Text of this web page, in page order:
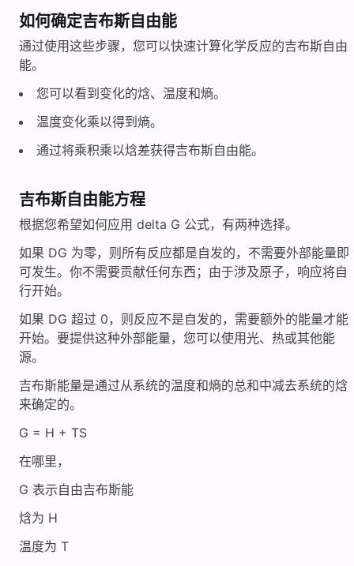
如何确定吉布斯自由能
通过使用这些步骤，您可以快速计算化学反应的吉布斯自由
能。
您可以看到变化的焓、温度和熵。
温度变化乘以得到熵。
通过将乘积乘以焓差获得吉布斯自由能。
吉布斯自由能方程
根据您希望如何应用 delta G 公式，有两种选择。
如果 DG 为零，则所有反应都是自发的，不需要外部能量即
可发生。你不需要贡献任何东西；由于涉及原子，响应将自
行开始。
如果 DG 超过 0，则反应不是自发的，需要额外的能量才能
开始。要提供这种外部能量，您可以使用光、热或其他能
源。
吉布斯能量是通过从系统的温度和熵的总和中减去系统的焓
来确定的。
G = H + TS
在哪里，
G 表示自由吉布斯能
焓为 H
温度为 T